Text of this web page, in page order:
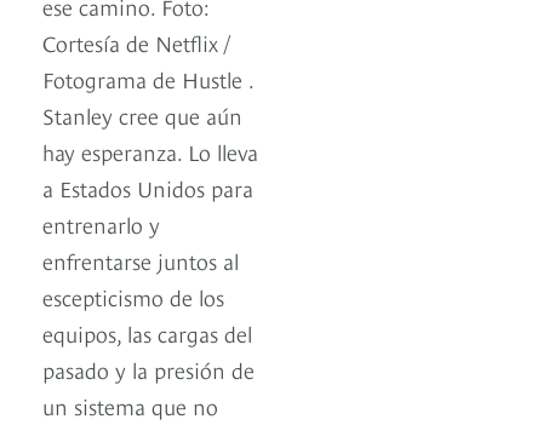
Cortesía de Netflix /
Fotograma de Hustle .
Stanley cree que aún
hay esperanza. Lo lleva
a Estados Unidos para
entrenarlo y
enfrentarse juntos al
escepticismo de los
equipos, las cargas del
pasado y la presión de
un sistema que no